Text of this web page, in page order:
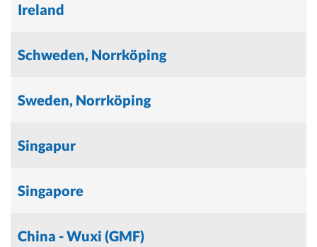
Ireland
Schweden, Norrköping
Sweden, Norrköping
Singapur
Singapore
China - Wuxi (GMF)